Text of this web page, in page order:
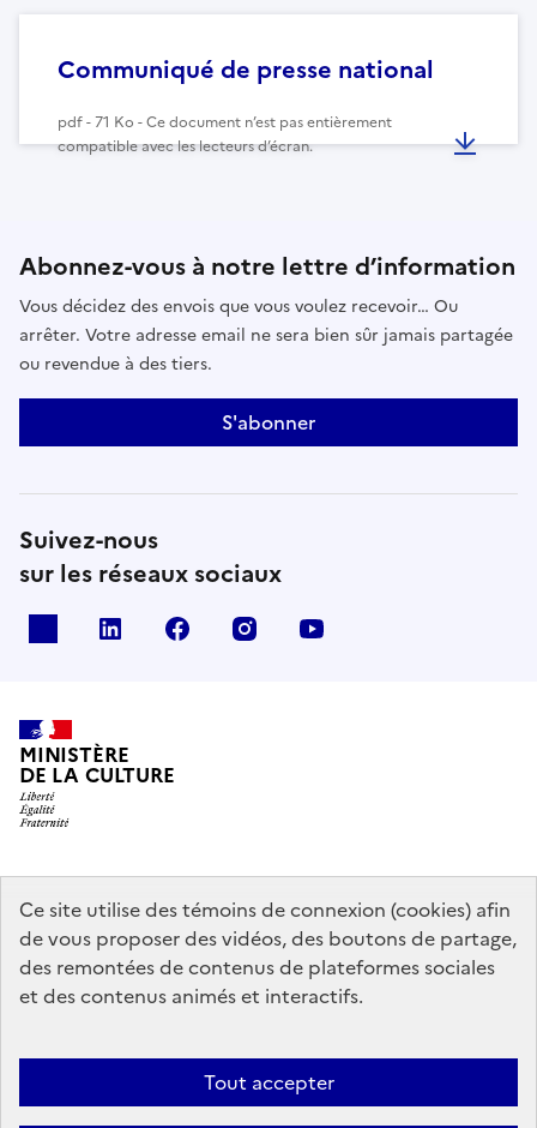
Ce site utilise des témoins de connexion (cookies) afin
de vous proposer des vidéos, des boutons de partage,
des remontées de contenus de plateformes sociales
et des contenus animés et interactifs.
Tout accepter
Communiqué de presse national
pdf - 71 Ko - Ce document n’est pas entièrement
compatible avec les lecteurs d’écran.
Abonnez-vous à notre lettre d’information
Vous décidez des envois que vous voulez recevoir… Ou
arrêter. Votre adresse email ne sera bien sûr jamais partagée
ou revendue à des tiers.
S'abonner
Suivez-nous
sur les réseaux sociaux
linkedin facebook instagram
MINISTÈRE
DE LA CULTURE
data.gouv.fr legifrance.gouv.fr
info.gouv.fr
service-public.gouv.fr
Mentions légales Accessibilité : partiellement conforme
Politique
d’utilisation des témoins de connexion (cookies)